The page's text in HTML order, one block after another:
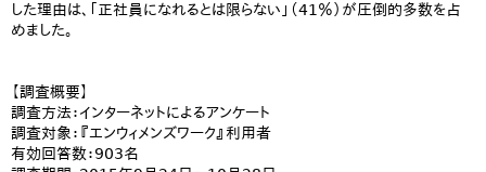
した理由は、「正社員になれるとは限らない」（41％）が圧倒的多数を占
めました。
【調査概要】
調査方法：インターネットによるアンケート
調査対象：『エンウィメンズワーク』利用者
有効回答数：903名